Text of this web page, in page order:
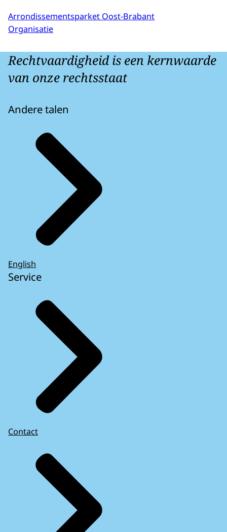
Arrondissementsparket Oost-Brabant
Organisatie
Rechtvaardigheid is een kernwaarde
van onze rechtsstaat
Andere talen
English
Service
Contact